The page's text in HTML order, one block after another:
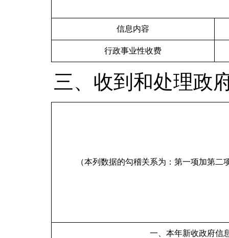
信息内容
行政事业性收费
三、收到和处理政
（本列数据的勾稽关系为：第一项加第
一、本年新收政府信